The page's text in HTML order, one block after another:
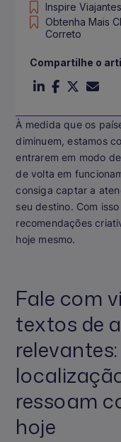
À medida que os
diminuem, estamos
entrarem em modo
de volta em
consiga captar a
seu destino. Com
recomendações
hoje mesmo.
Fale com
textos de
ressoam
hoje
Inspire
Obtenha Mais
Correto
Compartilhe o